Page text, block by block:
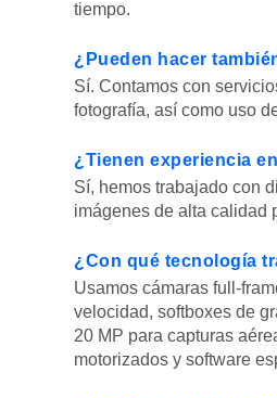
tiempo.
¿Pueden hacer
Sí. Contamos con
fotografía, así como uso
¿Tienen experiencia
Sí, hemos trabajado con
imágenes de alta calidad
¿Con qué tecnología
Usamos cámaras full-
velocidad, softboxes de
20 MP para capturas
motorizados y software